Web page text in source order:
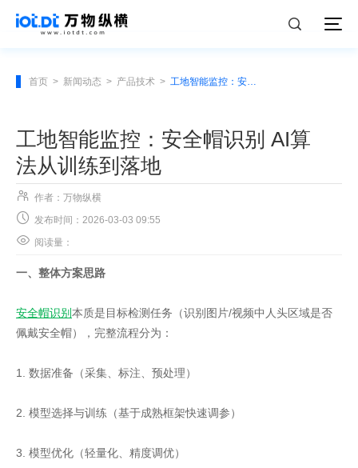
首页 > 新闻动态 > 产品技术 > 工地智能监控：安全帽识别 AI算法从训练到落地
工地智能监控：安全帽识别 AI算
法从训练到落地
 作者：万物纵横
 发布时间：2026-03-03 09:55
 阅读量：
一、整体方案思路
安全帽识别本质是目标检测任务（识别图片/视频中人头区域是否
佩戴安全帽），完整流程分为：
1. 数据准备（采集、标注、预处理）
2. 模型选择与训练（基于成熟框架快速调参）
3. 模型优化（轻量化、精度调优）